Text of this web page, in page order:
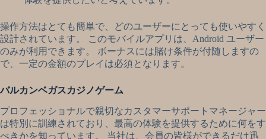
操作方法はとても簡単で、どのユーザーにとっても使いやすく
設計されています。 このモバイルアプリは、Android ユーザー
のみが利用できます。 ボーナスには賭け条件が付随しますの
で、一定の金額のプレイは必須となります。
バルカンベガスカジノゲーム
プロフェッショナルで親切なカスタマーサポートマネージャー
は特別に訓練されており、最高の体験を提供するために何をす
べきかを知っています。 当社は、会員の皆様ができるだけ迅